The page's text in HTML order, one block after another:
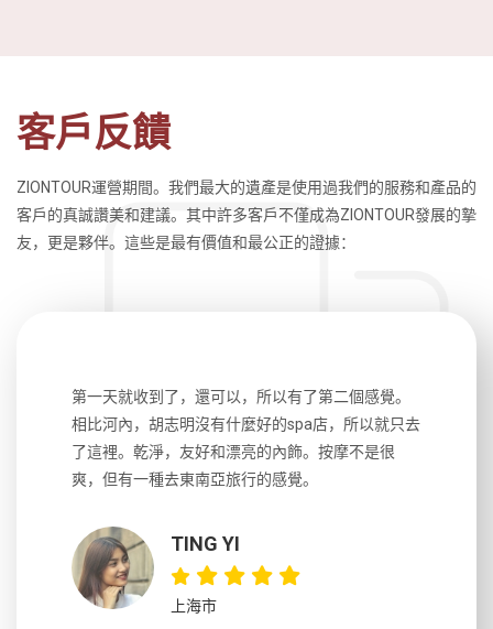
客戶反饋
ZIONTOUR運營期間。我們最大的遺產是使用過我們的服務和產品的
客戶的真誠讚美和建議。其中許多客戶不僅成為ZIONTOUR發展的摯
友，更是夥伴。這些是最有價值和最公正的證據：
第一天就收到了，還可以，所以有了第二個感覺。
相比河內，胡志明沒有什麼好的spa店，所以就只去
了這裡。乾淨，友好和漂亮的內飾。按摩不是很
爽，但有一種去東南亞旅行的感覺。
TING YI
上海市